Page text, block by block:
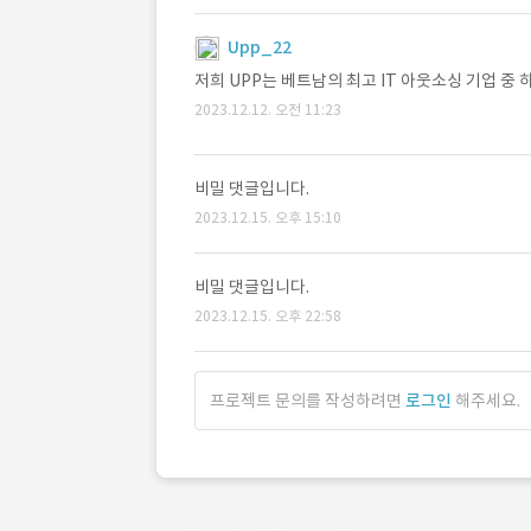
Upp_22
저희 UPP는 베트남의 최고 IT 아웃소싱 기업 중
2023.12.12. 오전 11:23
비밀 댓글입니다.
2023.12.15. 오후 15:10
비밀 댓글입니다.
2023.12.15. 오후 22:58
프로젝트 문의를 작성하려면 로그인 해주세요.